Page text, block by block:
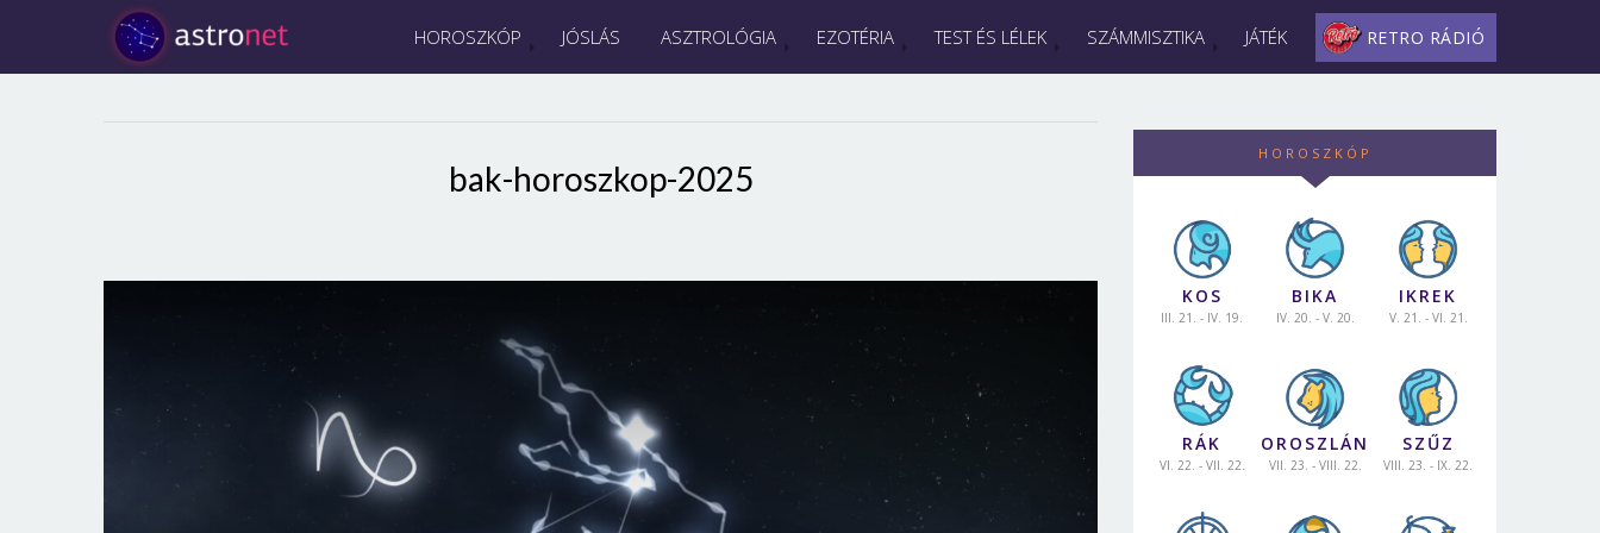
HOROSZKÓP JÓSLÁS ASZTROLÓGIA EZOTÉRIA TEST ÉS LÉLEK SZÁMMISZTIKA JÁTÉK RETRO RÁDIÓ
bak-horoszkop-2025
HOROSZKÓP
KOS
III. 21. - IV. 19.
BIKA
IV. 20. - V. 20.
IKREK
V. 21. - VI. 21.
RÁK
VI. 22. - VII. 22.
OROSZLÁN
VII. 23. - VIII. 22.
SZŰZ
VIII. 23. - IX. 22.